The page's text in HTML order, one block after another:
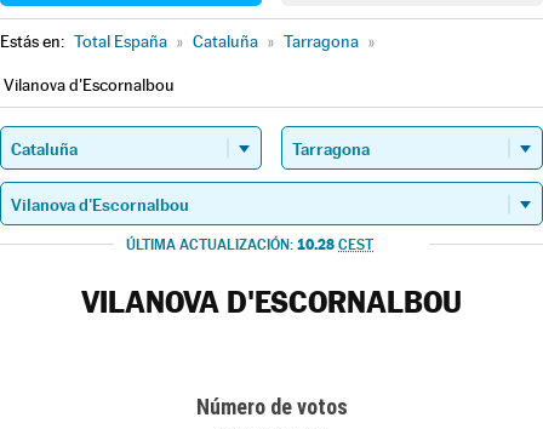
Estás en: Total España » Cataluña » Tarragona »
Vilanova d'Escornalbou
ÚLTIMA ACTUALIZACIÓN: 10.28 CEST
VILANOVA D'ESCORNALBOU
Número de votos